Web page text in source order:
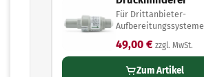
Für Drittanbieter-
Aufbereitungssysteme
49,00 € zzgl. MwSt.
Zum Artikel